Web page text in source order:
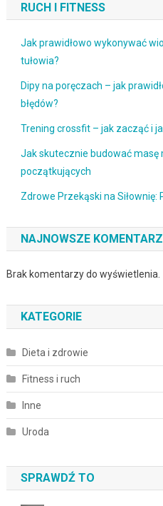
RUCH I FITNESS
Jak prawidłowo wykonywać
tułowia?
Dipy na poręczach – jak
błędów?
Trening crossfit – jak zacząć i
Jak skutecznie budować masę
początkujących
Zdrowe Przekąski na
NAJNOWSZE
Brak komentarzy do wyświetlenia.
KATEGORIE
Dieta i zdrowie
Fitness i ruch
Inne
Uroda
SPRAWDŹ TO